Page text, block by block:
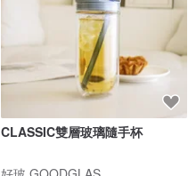
CLASSIC雙層玻璃隨手杯